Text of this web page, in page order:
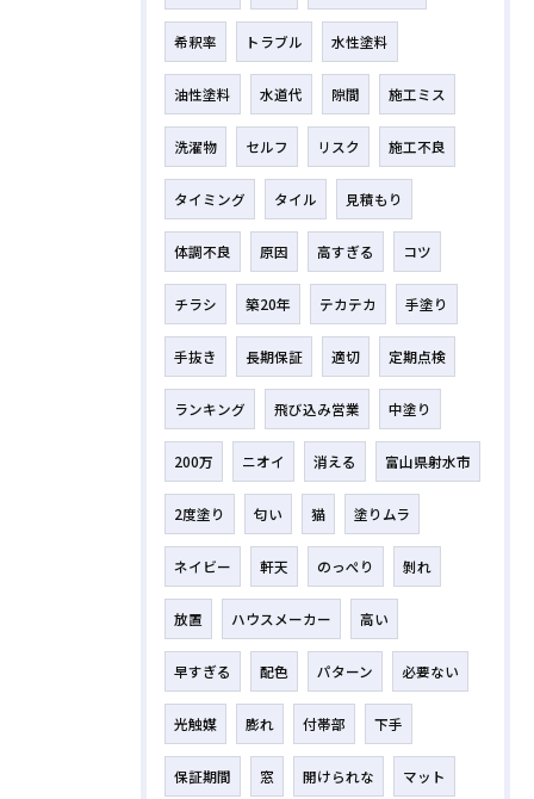
希釈率 トラブル 水性塗料
油性塗料 水道代 隙間 施工ミス
洗濯物 セルフ リスク 施工不良
タイミング タイル 見積もり
体調不良 原因 高すぎる コツ
チラシ 築20年 テカテカ 手塗り
手抜き 長期保証 適切 定期点検
ランキング 飛び込み営業 中塗り
200万 ニオイ 消える 富山県射水市
2度塗り 匂い 猫 塗りムラ
ネイビー 軒天 のっぺり 剝れ
放置 ハウスメーカー 高い
早すぎる 配色 パターン 必要ない
光触媒 膨れ 付帯部 下手
保証期間 窓 開けられな マット